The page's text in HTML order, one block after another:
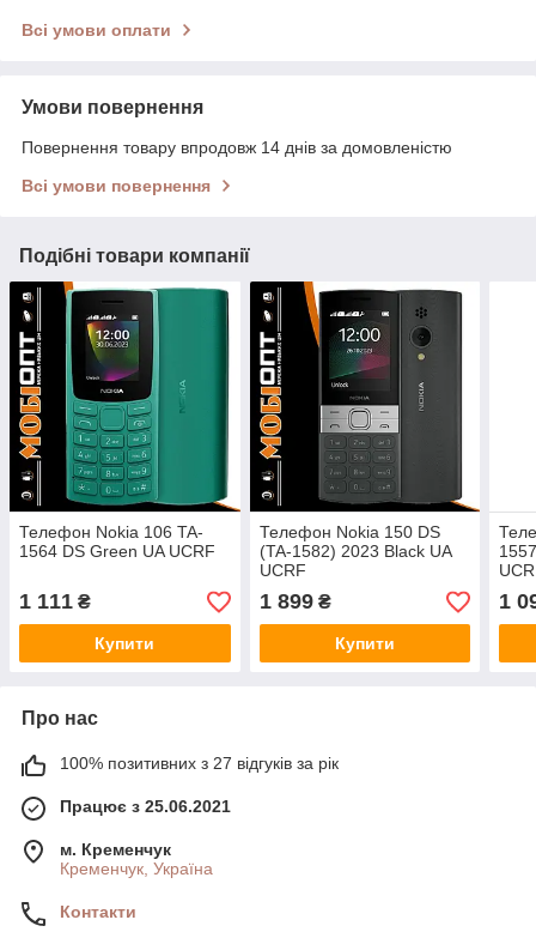
Всі умови оплати
Умови повернення
Повернення товару впродовж 14 днів за домовленістю
Всі умови повернення
Подібні товари компанії
Телефон Nokia 106 TA-
1564 DS Green UA UCRF
1 111 ₴
Купити
Телефон Nokia 150 DS
(TA-1582) 2023 Black UA
UCRF
1 899₴
Купити
1
Про нас
100% позитивних з 27 відгуків за рік
Працює з 25.06.2021
м. Кременчук
Кременчук, Україна
Контакти